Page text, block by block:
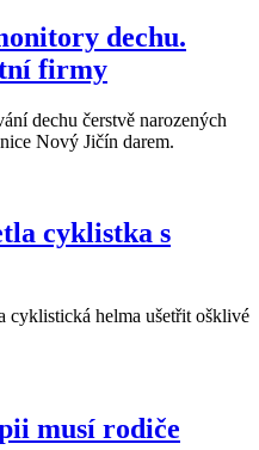
dechu.
firmy
dechu čerstvě narozených
Nový Jičín darem.
cyklistka s
cyklistická helma ušetřit ošklivé
musí rodiče